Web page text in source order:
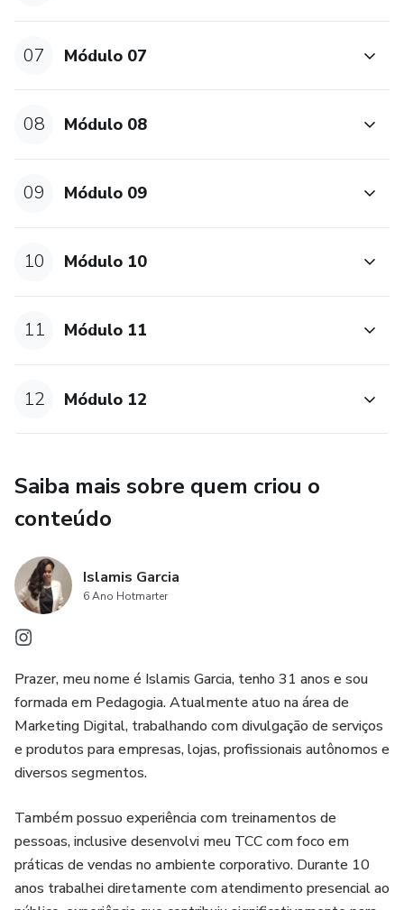
07 Módulo 07
08 Módulo 08
09 Módulo 09
10 Módulo 10
11 Módulo 11
12 Módulo 12
Saiba mais sobre quem criou o
conteúdo
Islamis Garcia
6 Ano Hotmarter
Prazer, meu nome é Islamis Garcia, tenho 31 anos e sou
formada em Pedagogia. Atualmente atuo na área de
Marketing Digital, trabalhando com divulgação de serviços
e produtos para empresas, lojas, profissionais autônomos e
diversos segmentos.
Também possuo experiência com treinamentos de
pessoas, inclusive desenvolvi meu TCC com foco em
práticas de vendas no ambiente corporativo. Durante 10
anos trabalhei diretamente com atendimento presencial ao